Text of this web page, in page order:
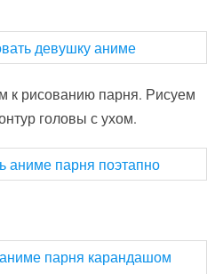
к рисованию парня. Рисуем
головы с ухом.